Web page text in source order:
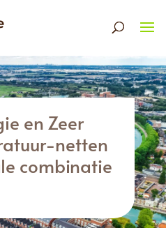
en Zeer
netten
combinatie